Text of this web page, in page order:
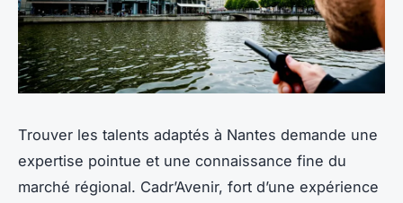
Trouver les talents adaptés à Nantes demande une
expertise pointue et une connaissance fine du
marché régional. Cadr’Avenir, fort d’une expérience